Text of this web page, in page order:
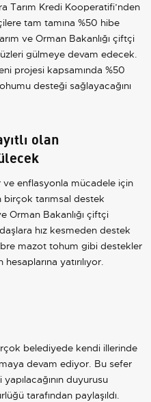
Tarım Kredi Kooperatifi’nden
tam tamına %50 hibe
ve Orman Bakanlığı çiftçi
gülmeye devam edecek.
projesi kapsamında %50
desteği sağlayacağını
olan
enflasyonla mücadele için
birçok tarımsal destek
Orman Bakanlığı çiftçi
hız kesmeden destek
mazot tohum gibi destekler
yatırılıyor.
belediyede kendi illerinde
devam ediyor. Bu sefer
duyurusu
tarafından paylaşıldı.